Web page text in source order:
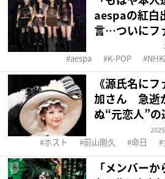
aespaの紅白
言…ついにフ
aespa K-POP
《源氏名に
加さん 急逝
ぬ“元恋人”
ホスト 前山剛久 命日
「メンバー